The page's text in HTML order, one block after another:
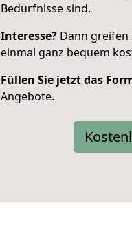
Bedürfnisse sind.
Interesse? Dann greifen
einmal ganz bequem
Füllen Sie jetzt das
Angebote.